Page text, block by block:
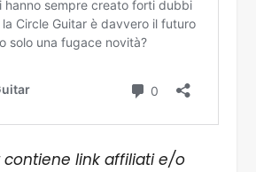
contiene link affiliati e/o